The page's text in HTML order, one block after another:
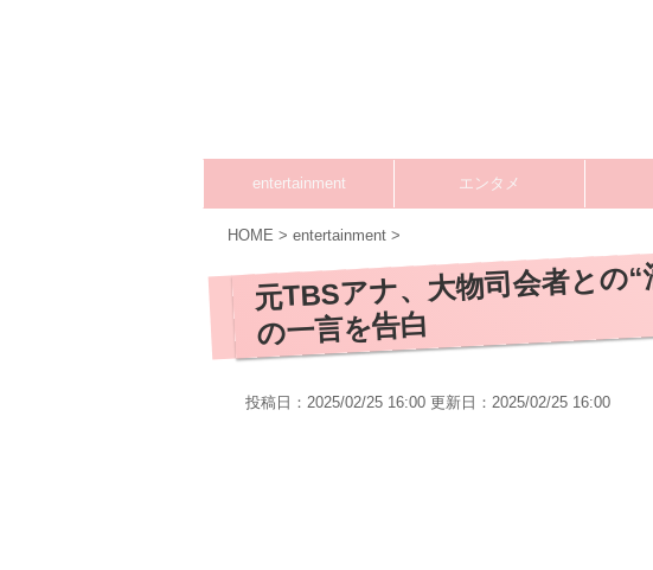
entertainment エンタメ
HOME > entertainment >
元TBSアナ、大物司会者との
の一言を告白
投稿日：2025/02/25 16:00 更新日： 2025/02/25 16:00